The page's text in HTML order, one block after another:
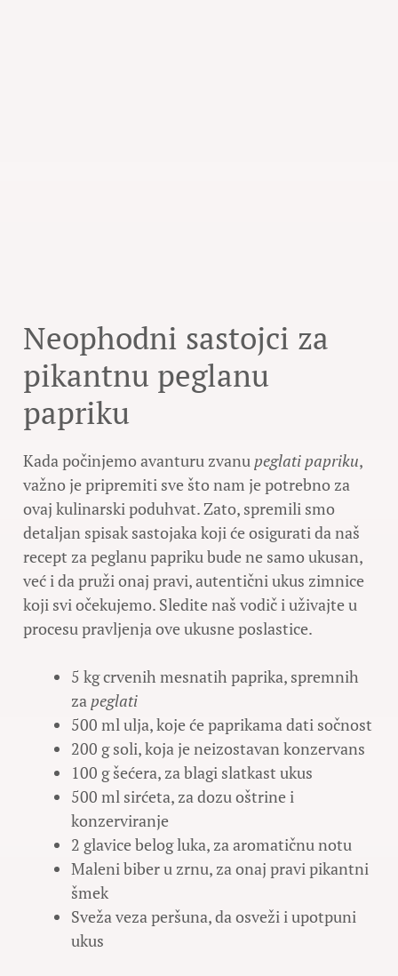
Neophodni sastojci za
pikantnu peglanu
papriku
Kada počinjemo avanturu zvanu peglati papriku,
važno je pripremiti sve što nam je potrebno za
ovaj kulinarski poduhvat. Zato, spremili smo
detaljan spisak sastojaka koji će osigurati da naš
recept za peglanu papriku bude ne samo ukusan,
već i da pruži onaj pravi, autentični ukus zimnice
koji svi očekujemo. Sledite naš vodič i uživajte u
procesu pravljenja ove ukusne poslastice.
5 kg crvenih mesnatih paprika, spremnih
za peglati
500 ml ulja, koje će paprikama dati sočnost
200 g soli, koja je neizostavan konzervans
100 g šećera, za blagi slatkast ukus
500 ml sirćeta, za dozu oštrine i
konzerviranje
2 glavice belog luka, za aromatičnu notu
Maleni biber u zrnu, za onaj pravi pikantni
šmek
Sveža veza peršuna, da osveži i upotpuni
ukus